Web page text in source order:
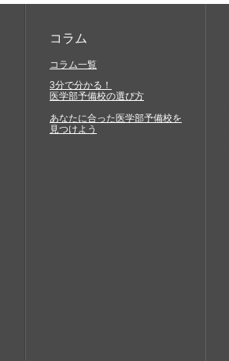
コラム
コラム一覧
3分で分かる！
医学部予備校の選び方
あなたに合った医学部予備校を
見つけよう